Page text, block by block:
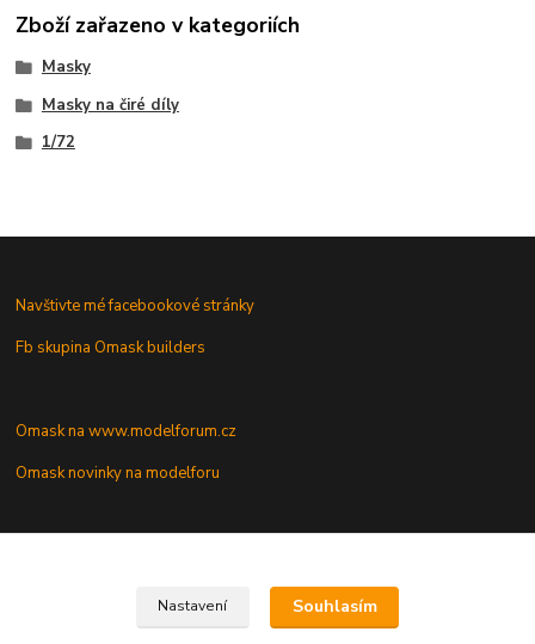
Zboží zařazeno v kategoriích
Masky
Masky na čiré díly
1/72
Navštivte mé facebookové stránky
Fb skupina Omask builders
Omask na www.modelforum.cz
Omask novinky na modelforu
Vaše dotazy a připomínky
Nastavení Souhlasím